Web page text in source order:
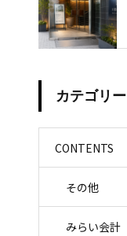
カテゴリー
CONTENTS
その他
みらい会計